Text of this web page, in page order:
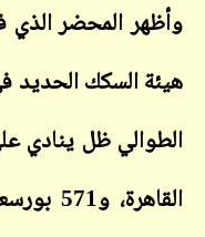
وأظهر المحضر الذي
هيئة السكك الحديد